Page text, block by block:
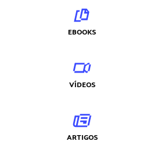
EBOOKS
VÍDEOS
ARTIGOS